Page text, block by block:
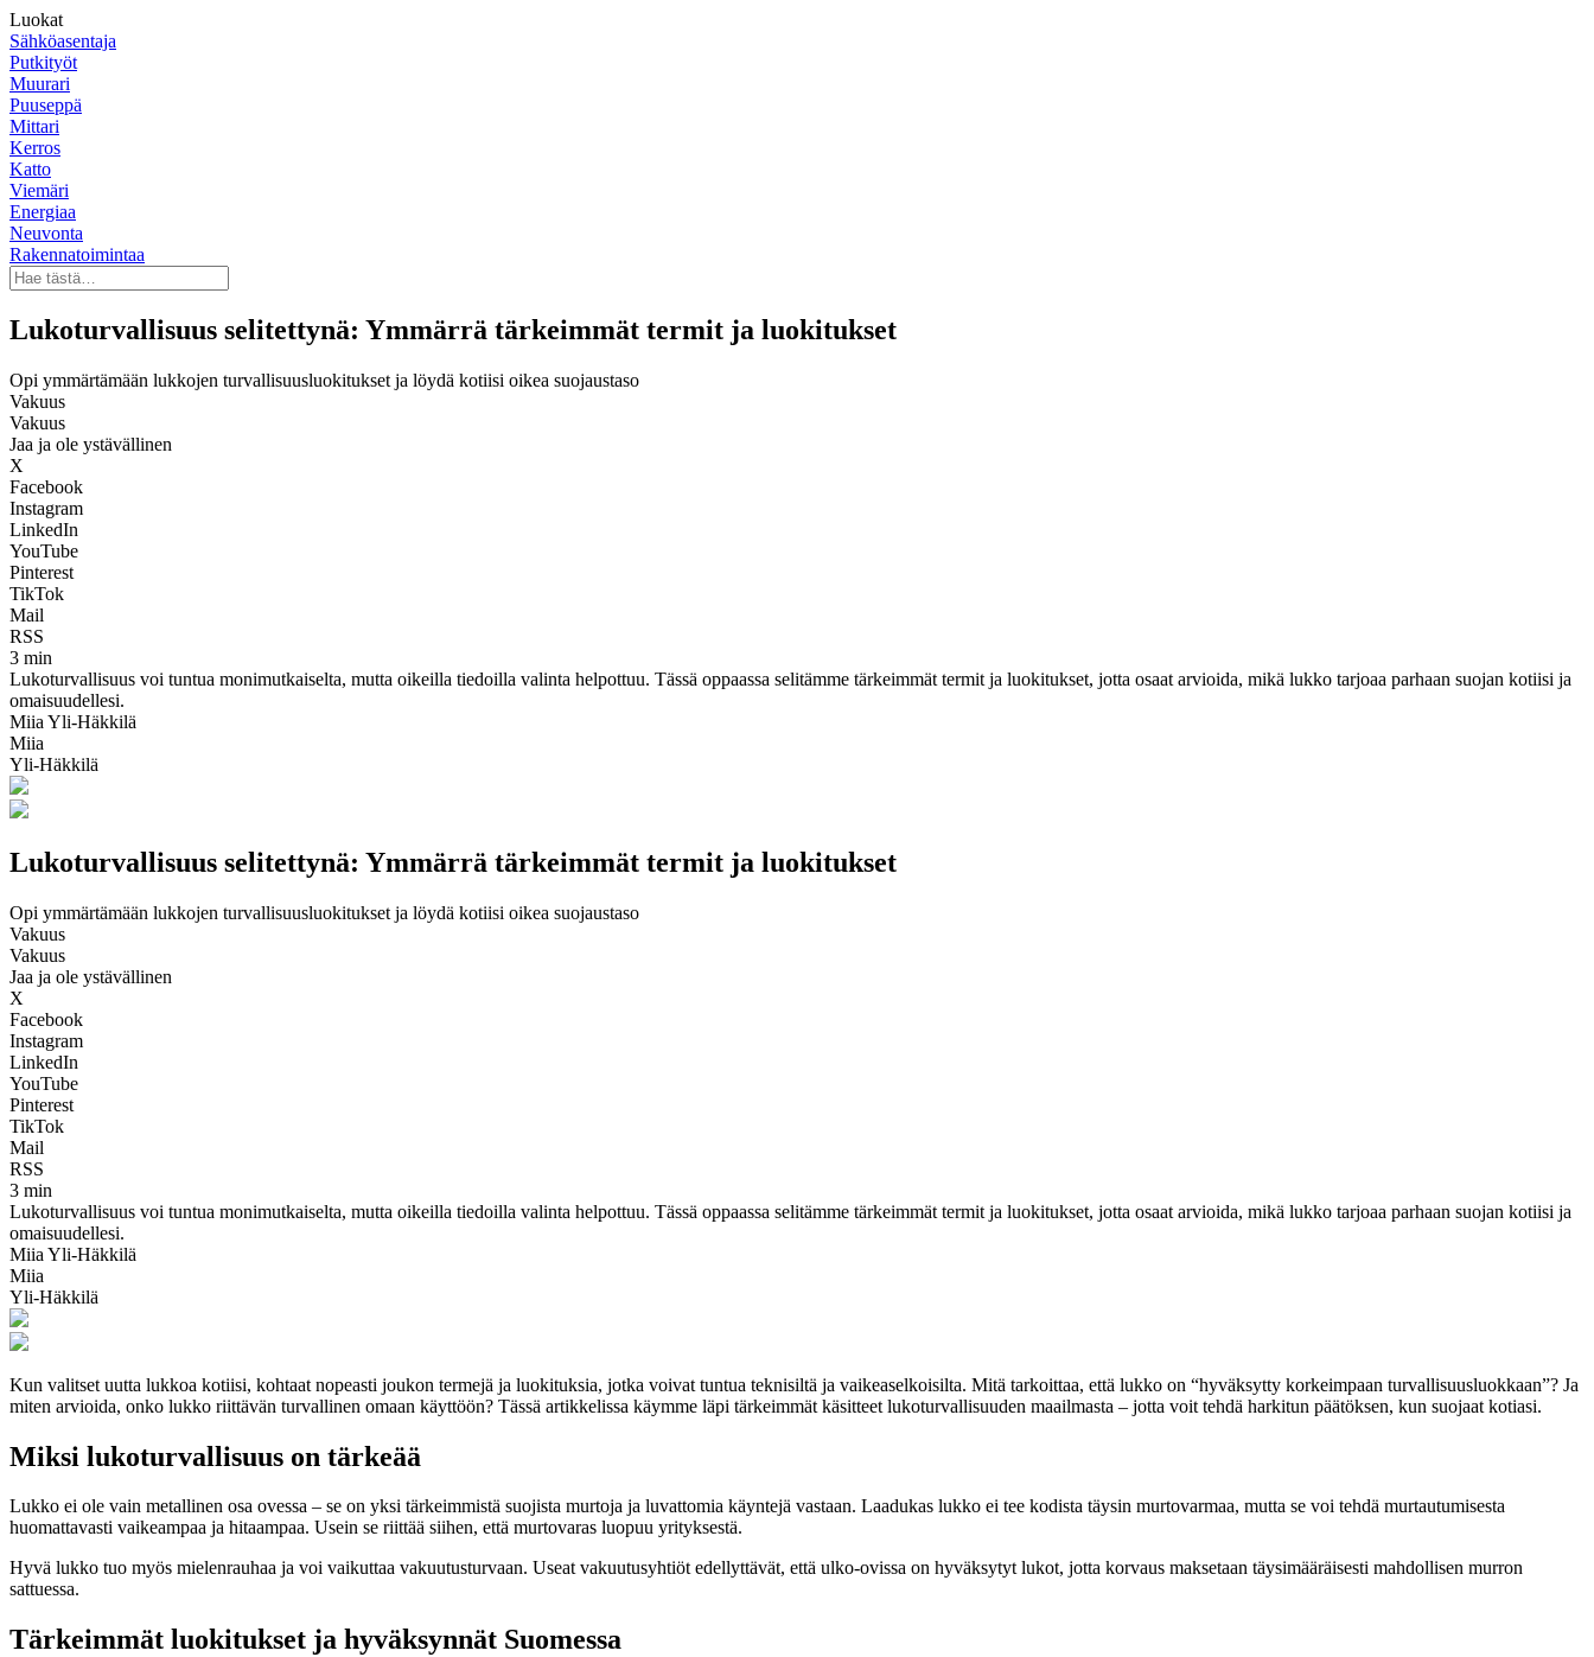
Luokat
Sähköasentaja
Putkityöt
Muurari
Puuseppä
Mittari
Kerros
Katto
Viemäri
Energiaa
Neuvonta
Rakennatoimintaa
Lukoturvallisuus selitettynä: Ymmärrä tärkeimmät termit ja luokitukset
Opi ymmärtämään lukkojen turvallisuusluokitukset ja löydä kotiisi oikea suojaustaso
Vakuus
Vakuus
Jaa ja ole ystävällinen
X
Facebook
Instagram
LinkedIn
YouTube
Pinterest
TikTok
Mail
RSS
3 min
Lukoturvallisuus voi tuntua monimutkaiselta, mutta oikeilla tiedoilla valinta helpottuu. Tässä oppaassa selitämme tärkeimmät termit ja luokitukset, jotta osaat arvioida, mikä lukko tarjoaa parhaan suojan kotiisi ja
omaisuudellesi.
Miia Yli-Häkkilä
Miia
Yli-Häkkilä
Lukoturvallisuus selitettynä: Ymmärrä tärkeimmät termit ja luokitukset
Opi ymmärtämään lukkojen turvallisuusluokitukset ja löydä kotiisi oikea suojaustaso
Vakuus
Vakuus
Jaa ja ole ystävällinen
X
Facebook
Instagram
LinkedIn
YouTube
Pinterest
TikTok
Mail
RSS
3 min
Lukoturvallisuus voi tuntua monimutkaiselta, mutta oikeilla tiedoilla valinta helpottuu. Tässä oppaassa selitämme tärkeimmät termit ja luokitukset, jotta osaat arvioida, mikä lukko tarjoaa parhaan suojan kotiisi ja
omaisuudellesi.
Miia Yli-Häkkilä
Miia
Yli-Häkkilä
Kun valitset uutta lukkoa kotiisi, kohtaat nopeasti joukon termejä ja luokituksia, jotka voivat tuntua teknisiltä ja vaikeaselkoisilta. Mitä tarkoittaa, että lukko on “hyväksytty korkeimpaan turvallisuusluokkaan”? Ja
miten arvioida, onko lukko riittävän turvallinen omaan käyttöön? Tässä artikkelissa käymme läpi tärkeimmät käsitteet lukoturvallisuuden maailmasta – jotta voit tehdä harkitun päätöksen, kun suojaat kotiasi.
Miksi lukoturvallisuus on tärkeää
Lukko ei ole vain metallinen osa ovessa – se on yksi tärkeimmistä suojista murtoja ja luvattomia käyntejä vastaan. Laadukas lukko ei tee kodista täysin murtovarmaa, mutta se voi tehdä murtautumisesta
huomattavasti vaikeampaa ja hitaampaa. Usein se riittää siihen, että murtovaras luopuu yrityksestä.
Hyvä lukko tuo myös mielenrauhaa ja voi vaikuttaa vakuutusturvaan. Useat vakuutusyhtiöt edellyttävät, että ulko-ovissa on hyväksytyt lukot, jotta korvaus maksetaan täysimääräisesti mahdollisen murron
sattuessa.
Tärkeimmät luokitukset ja hyväksynnät Suomessa